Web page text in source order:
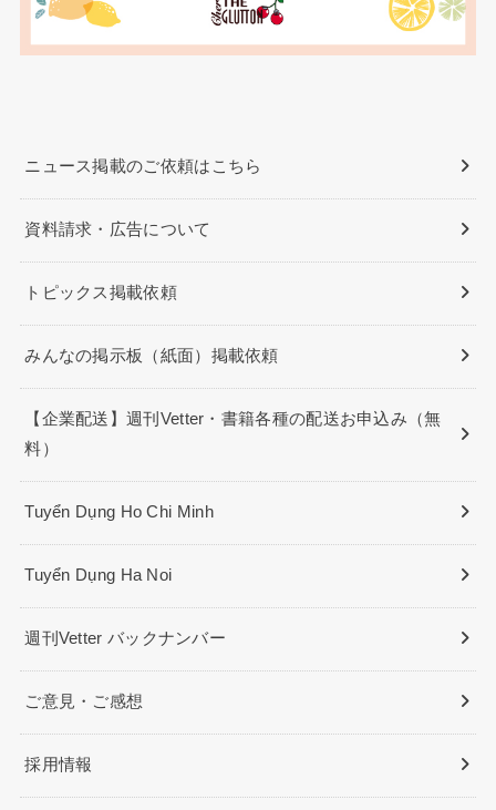
ニュース掲載のご依頼はこちら
資料請求・広告について
トピックス掲載依頼
みんなの掲示板（紙面）掲載依頼
【企業配送】週刊Vetter・書籍各種の配送お申込み（無
料）
Tuyển Dụng Ho Chi Minh
Tuyển Dụng Ha Noi
週刊Vetter バックナンバー
ご意見・ご感想
採用情報